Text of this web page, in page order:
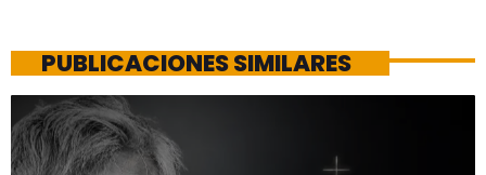
PUBLICACIONES SIMILARES